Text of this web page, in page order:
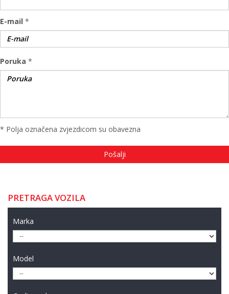
E-mail *
Poruka *
* Polja označena zvjezdicom su obavezna
PRETRAGA VOZILA
Marka
Model